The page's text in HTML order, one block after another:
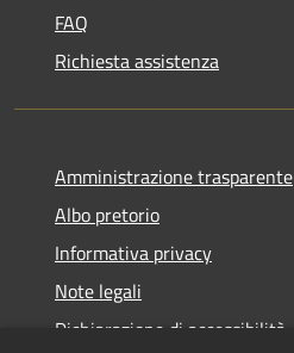
FAQ
Richiesta assistenza
Amministrazione trasparente
Albo pretorio
Informativa privacy
Note legali
Dichiarazione di accessibilità